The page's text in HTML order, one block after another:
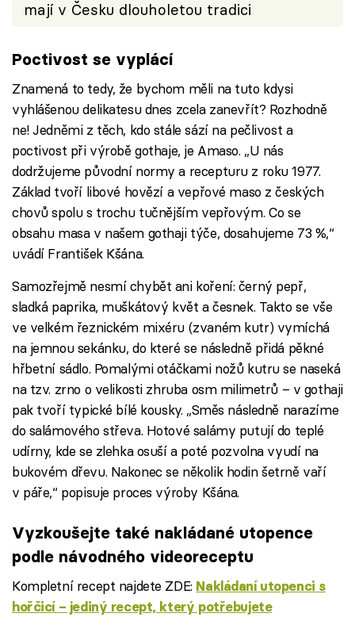
mají v Česku dlouholetou tradici
Poctivost se vyplácí
Znamená to tedy, že bychom měli na tuto kdysi
vyhlášenou delikatesu dnes zcela zanevřít? Rozhodně
ne! Jedněmi z těch, kdo stále sází na pečlivost a
poctivost při výrobě gothaje, je Amaso. „U nás
dodržujeme původní normy a recepturu z roku 1977.
Základ tvoří libové hovězí a vepřové maso z českých
chovů spolu s trochu tučnějším vepřovým. Co se
obsahu masa v našem gothaji týče, dosahujeme 73 %,“
uvádí František Kšána.
Samozřejmě nesmí chybět ani koření: černý pepř,
sladká paprika, muškátový květ a česnek. Takto se vše
ve velkém řeznickém mixéru (zvaném kutr) vymíchá
na jemnou sekánku, do které se následně přidá pěkné
hřbetní sádlo. Pomalými otáčkami nožů kutru se naseká
na tzv. zrno o velikosti zhruba osm milimetrů – v gothaji
pak tvoří typické bílé kousky. „Směs následně narazíme
do salámového střeva. Hotové salámy putují do teplé
udírny, kde se zlehka osuší a poté pozvolna vyudí na
bukovém dřevu. Nakonec se několik hodin šetrně vaří
v páře,“ popisuje proces výroby Kšána.
Vyzkoušejte také nakládané utopence
podle návodného videoreceptu
Kompletní recept najdete ZDE: Nakládaní utopenci s
hořčicí – jediný recept, který potřebujete